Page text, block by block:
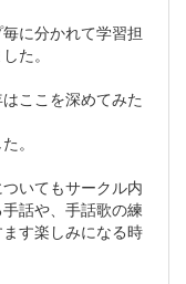
に分かれて学習担
た。
ここを深めてみた
。
いてもサークル内
話や、手話歌の練
す楽しみになる時